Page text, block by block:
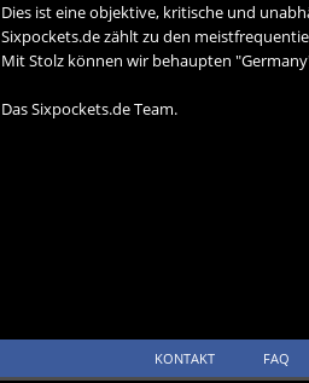
Dies ist eine objektive, kritische und
Sixpockets.de zählt zu den
Mit Stolz können wir behaupten
Das Sixpockets.de Team.
KONTAKT FAQ